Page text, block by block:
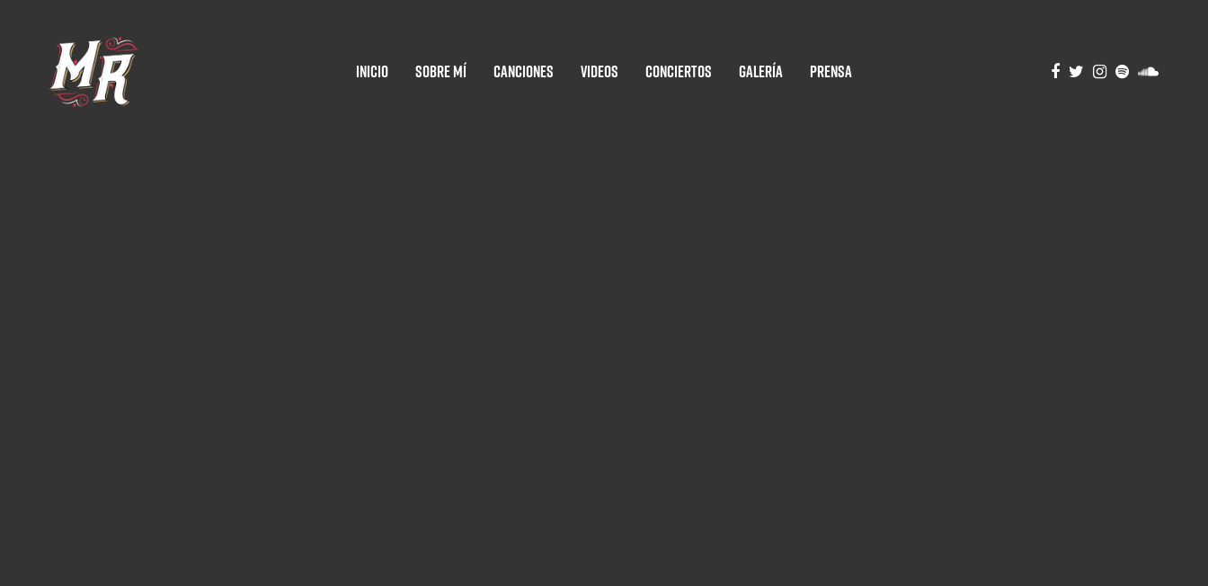
Inicio Sobre mí Canciones Videos Conciertos Galería Prensa